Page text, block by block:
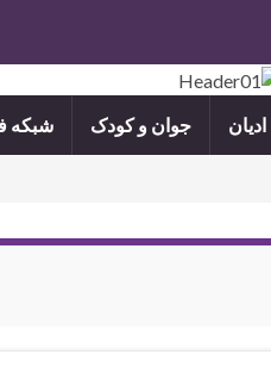
ادیان جوان و کودک شبکه